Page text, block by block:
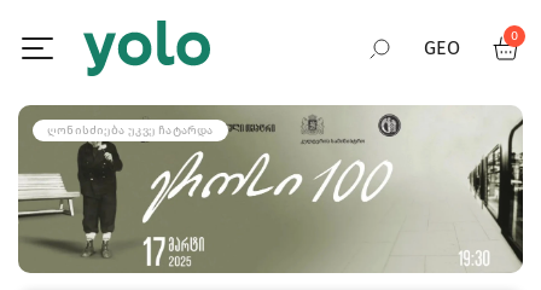
GEO
RUS
0
ᲦᲝᲜᲘᲡᲫᲘᲔᲑᲐ ᲣᲙᲕᲔ ᲩᲐᲢᲐᲠᲓᲐ